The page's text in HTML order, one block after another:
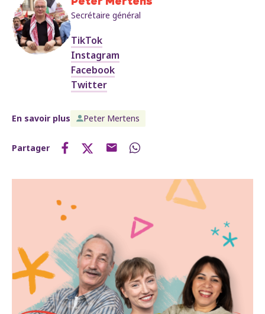
Secrétaire général
TikTok
Instagram
Facebook
Twitter
En savoir plus Peter Mertens
Partager